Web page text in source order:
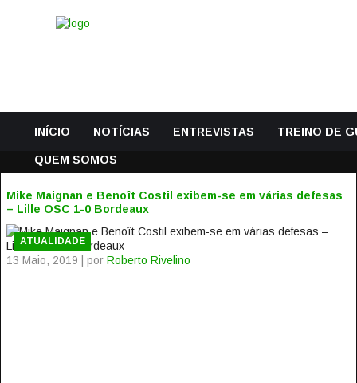
INÍCIO NOTÍCIAS ENTREVISTAS TREINO DE
QUEM SOMOS
Mike Maignan e Benoît Costil exibem-se em várias defesas
– Lille OSC 1-0 Bordeaux
13 Maio, 2019 | por Roberto Rivelino
ATUALIDADE